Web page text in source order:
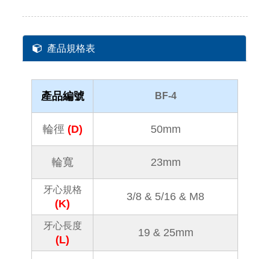
產品規格表
產品編號 BF-4
輪徑 (D) 50mm
輪寬 23mm
牙心規格
(K)
3/8 & 5/16 & M8
牙心長度
(L)
19 & 25mm